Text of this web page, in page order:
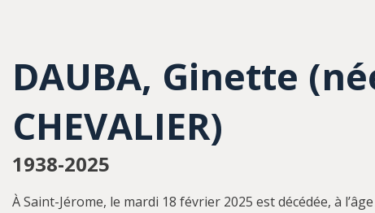
DAUBA, Ginette
CHEVALIER)
1938-2025
À Saint-Jérome, le mardi 18 février 2025 est décédée, à